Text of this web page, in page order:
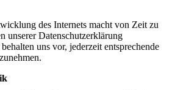
des Internets macht von Zeit zu
unserer Datenschutzerklärung
uns vor, jederzeit entsprechende